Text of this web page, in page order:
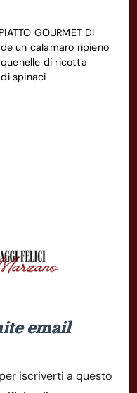
GOURMET DI
un calamaro ripieno
di ricotta
spinaci
email
iscriverti a questo